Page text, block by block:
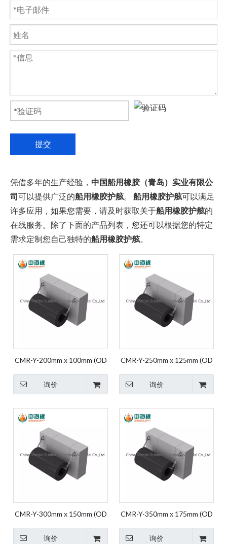
提交
凭借多年的生产经验， 中国船用橡胶（青岛）实业有限公
司可以提供广泛的船用橡胶护舷。 船用橡胶护舷可以满足
许多应用，如果您需要，请及时获取关于船用橡胶护舷的
在线服务。除了下面的产品列表，您还可以根据您的特定
需求定制您自己独特的船用橡胶护舷。
CMR-Y-200mm x 100mm (OD
杠 船用护舷 圆柱橡胶
询价
CMR-Y-250mm x 125mm (OD
保险杠 船用挡泥板 圆柱形橡
胶
询价
CMR-Y-300mm x 150mm (OD
保险杠 船用挡泥板 圆柱形橡
询价
CMR-Y-350mm x 175mm (OD
保险杠 船用挡泥板 圆柱形橡
询价